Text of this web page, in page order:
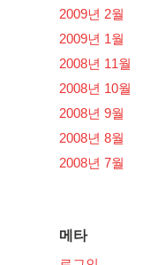
2009년 2월
2009년 1월
2008년 11월
2008년 10월
2008년 9월
2008년 8월
2008년 7월
메타